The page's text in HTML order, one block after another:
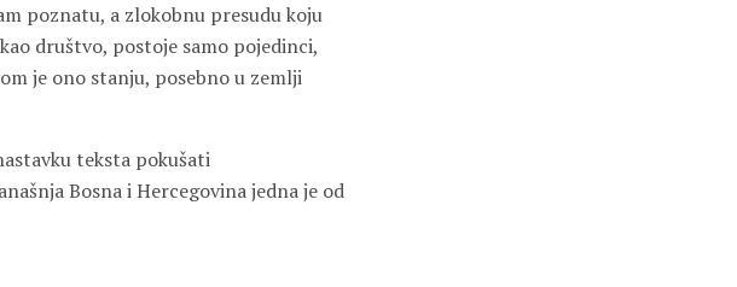
poznatu, a zlokobnu presudu koju
društvo, postoje samo pojedinci,
je ono stanju, posebno u zemlji
teksta pokušati
Bosna i Hercegovina jedna je od